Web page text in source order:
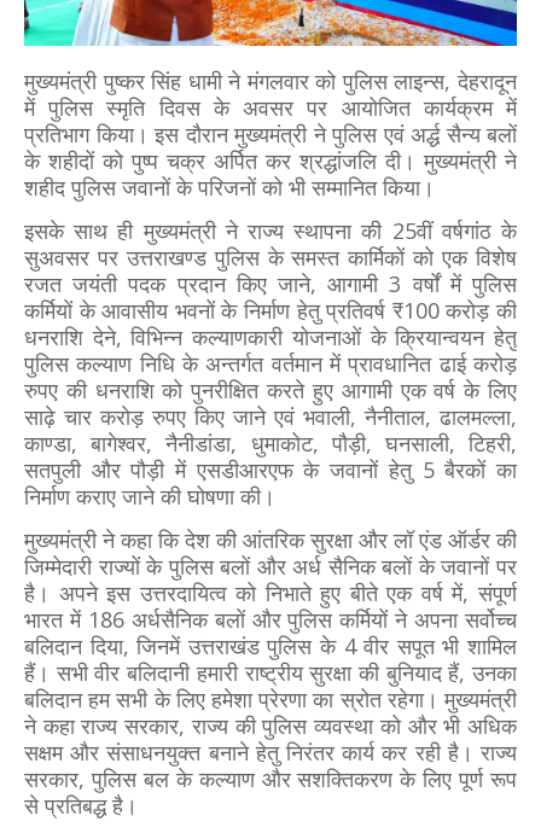
मुख्यमंत्री पुष्कर सिंह धामी ने मंगलवार को पुलिस लाइन्स, देहरादून
में पुलिस स्मृति दिवस के अवसर पर आयोजित कार्यक्रम में
प्रतिभाग किया। इस दौरान मुख्यमंत्री ने पुलिस एवं अर्द्ध सैन्य बलों
के शहीदों को पुष्प चक्र अर्पित कर श्रद्धांजलि दी। मुख्यमंत्री ने
शहीद पुलिस जवानों के परिजनों को भी सम्मानित किया।
इसके साथ ही मुख्यमंत्री ने राज्य स्थापना की 25वीं वर्षगांठ के
सुअवसर पर उत्तराखण्ड पुलिस के समस्त कार्मिकों को एक विशेष
रजत जयंती पदक प्रदान किए जाने, आगामी 3 वर्षों में पुलिस
कर्मियों के आवासीय भवनों के निर्माण हेतु प्रतिवर्ष ₹100 करोड़ की
धनराशि देने, विभिन्न कल्याणकारी योजनाओं के क्रियान्वयन हेतु
पुलिस कल्याण निधि के अन्तर्गत वर्तमान में प्रावधानित ढाई करोड़
रुपए की धनराशि को पुनरीक्षित करते हुए आगामी एक वर्ष के लिए
साढ़े चार करोड़ रुपए किए जाने एवं भवाली, नैनीताल, ढालमल्ला,
काण्डा, बागेश्वर, नैनीडांडा, धुमाकोट, पौड़ी, घनसाली, टिहरी,
सतपुली और पौड़ी में एसडीआरएफ के जवानों हेतु 5 बैरकों का
निर्माण कराए जाने की घोषणा की।
मुख्यमंत्री ने कहा कि देश की आंतरिक सुरक्षा और लॉ एंड ऑर्डर की
जिम्मेदारी राज्यों के पुलिस बलों और अर्ध सैनिक बलों के जवानों पर
है। अपने इस उत्तरदायित्व को निभाते हुए बीते एक वर्ष में, संपूर्ण
भारत में 186 अर्धसैनिक बलों और पुलिस कर्मियों ने अपना सर्वोच्च
बलिदान दिया, जिनमें उत्तराखंड पुलिस के 4 वीर सपूत भी शामिल
हैं। सभी वीर बलिदानी हमारी राष्ट्रीय सुरक्षा की बुनियाद हैं, उनका
बलिदान हम सभी के लिए हमेशा प्रेरणा का स्रोत रहेगा। मुख्यमंत्री
ने कहा राज्य सरकार, राज्य की पुलिस व्यवस्था को और भी अधिक
सक्षम और संसाधनयुक्त बनाने हेतु निरंतर कार्य कर रही है। राज्य
सरकार, पुलिस बल के कल्याण और सशक्तिकरण के लिए पूर्ण रूप
से प्रतिबद्ध है।